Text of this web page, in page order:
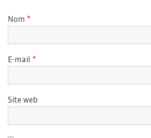
Nom *
E-mail *
Site web